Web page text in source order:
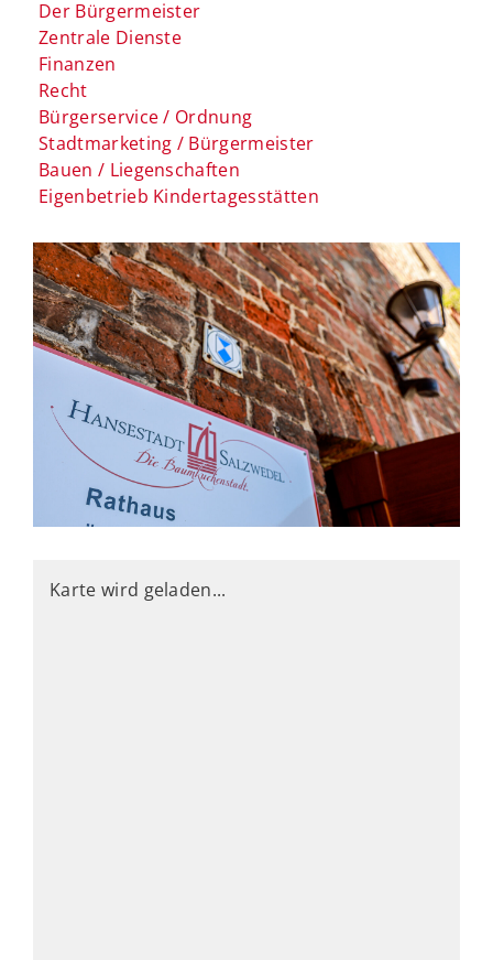
Der Bürgermeister
Zentrale Dienste
Finanzen
Recht
Bürgerservice / Ordnung
Stadtmarketing / Bürgermeister
Bauen / Liegenschaften
Eigenbetrieb Kindertagesstätten
Karte wird geladen...